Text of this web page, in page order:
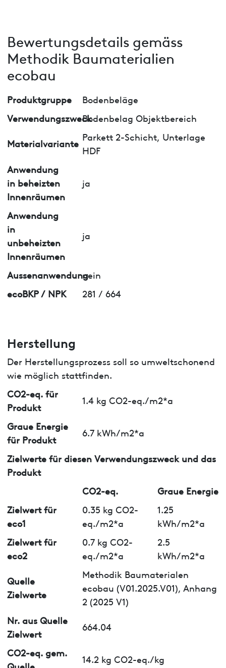
Bewertungsdetails gemäss
Methodik Baumaterialien
ecobau
Produktgruppe
Bodenbeläge
VerwendungszweckBodenbelag Objektbereich
Materialvariante
Parkett 2-Schicht, Unterlage
HDF
Anwendung
in beheizten
Innenräumen
ja
Anwendung
in
unbeheizten
Innenräumen
ja
Aussenanwendungnein
ecoBKP / NPK
281 / 664
Herstellung
Der Herstellungsprozess soll so umweltschonend
wie möglich stattfinden.
CO2-eq. für
Produkt
1.4 kg CO2-eq./m2*a
Graue Energie
für Produkt
6.7 kWh/m2*a
Zielwerte für diesen Verwendungszweck und das
Produkt
CO2-eq.
Graue Energie
Zielwert für
eco1
0.35 kg CO2-
eq./m2*a
1.25
kWh/m2*a
Zielwert für
eco2
0.7 kg CO2-
eq./m2*a
2.5
kWh/m2*a
Quelle
Zielwerte
Methodik Baumaterialen
ecobau (V01.2025.V01), Anhang
2 (2025 V1)
Nr. aus Quelle
Zielwert
664.04
CO2-eq. gem.
14.2 kg CO2-eq./kg